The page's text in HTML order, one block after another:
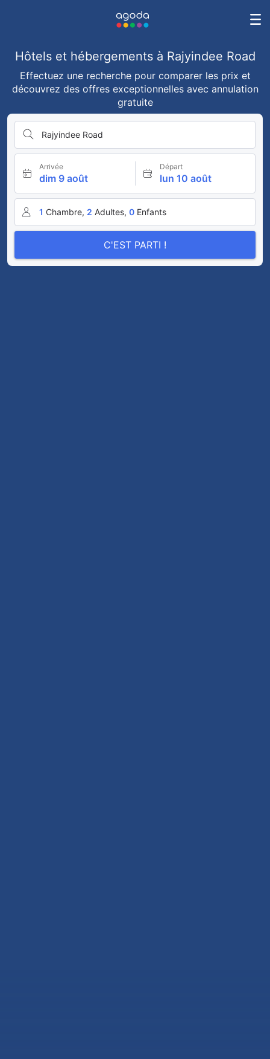
Hôtels et hébergements à Rajyindee Road
Effectuez une recherche pour comparer les prix et
découvrez des offres exceptionnelles avec annulation
gratuite
Rajyindee Road
Arrivée
dim 9 août
Départ
lun 10 août
1 Chambre, 2 Adultes, 0 Enfants
C'EST PARTI !